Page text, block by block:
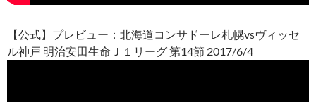
【公式】プレビュー：北海道コンサドーレ札幌vsヴィッセ
ル神戸 明治安田生命Ｊ１リーグ 第14節 2017/6/4